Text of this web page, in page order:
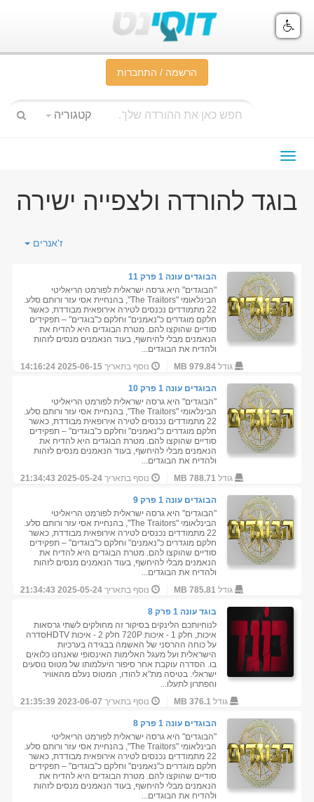
הרשמה / התחברות
קטגוריה
תפריט
בוגד להורדה ולצפייה ישירה
ז'אנרים
הבוגדים עונה 1 פרק 11
"הבוגדים" היא גרסה ישראלית לפורמט הריאליטי
הבינלאומי "The Traitors", בהנחיית אסי עזר ורותם סלע.
22 מתמודדים נכנסים לטירה אירופאית מבודדת, כאשר
חלקם מוגדרים כ"נאמנים" וחלקם כ"בוגדים" – תפקידים
סודיים שהוקצו להם. מטרת הבוגדים היא להדיח את
הנאמנים מבלי להיחשף, בעוד הנאמנים מנסים לזהות
ולהדיח את הבוגדים...
גודל979.84 MB נוסף בתאריך2025-06-15 14:16:24
הבוגדים עונה 1 פרק 10
"הבוגדים" היא גרסה ישראלית לפורמט הריאליטי
הבינלאומי "The Traitors", בהנחיית אסי עזר ורותם סלע.
22 מתמודדים נכנסים לטירה אירופאית מבודדת, כאשר
חלקם מוגדרים כ"נאמנים" וחלקם כ"בוגדים" – תפקידים
סודיים שהוקצו להם. מטרת הבוגדים היא להדיח את
הנאמנים מבלי להיחשף, בעוד הנאמנים מנסים לזהות
ולהדיח את הבוגדים...
גודל788.71 MB נוסף בתאריך2025-05-24 21:34:43
הבוגדים עונה 1 פרק 9
"הבוגדים" היא גרסה ישראלית לפורמט הריאליטי
הבינלאומי "The Traitors", בהנחיית אסי עזר ורותם סלע.
22 מתמודדים נכנסים לטירה אירופאית מבודדת, כאשר
חלקם מוגדרים כ"נאמנים" וחלקם כ"בוגדים" – תפקידים
סודיים שהוקצו להם. מטרת הבוגדים היא להדיח את
הנאמנים מבלי להיחשף, בעוד הנאמנים מנסים לזהות
ולהדיח את הבוגדים...
גודל785.81 MB נוסף בתאריך2025-05-24 21:34:43
בוגד עונה 1 פרק 8
לנוחיותכם הלינקים בסיקור זה מחולקים לשתי גרסאות
איכות, חלק 1 - איכות 720P חלק 2 - איכות HDTVסדרה
על כוחה ההרסני של האשמה בבגידה בערכיות
הישראלית ועל מעגל האלימות האינסופי שאנחנו כלואים
בו. הסדרה עוקבת אחר סיפור היעלמותו של מטוס נוסעים
ישראלי. בטיסה מת"א להודו, המטוס נעלם מהאוויר
והפתרון לתעלו...
גודל376.1 MB נוסף בתאריך 2023-06-07 21:35:39
הבוגדים עונה 1 פרק 8
"הבוגדים" היא גרסה ישראלית לפורמט הריאליטי
הבינלאומי "The Traitors", בהנחיית אסי עזר ורותם סלע.
22 מתמודדים נכנסים לטירה אירופאית מבודדת, כאשר
חלקם מוגדרים כ"נאמנים" וחלקם כ"בוגדים" – תפקידים
סודיים שהוקצו להם. מטרת הבוגדים היא להדיח את
הנאמנים מבלי להיחשף, בעוד הנאמנים מנסים לזהות
ולהדיח את הבוגדים...